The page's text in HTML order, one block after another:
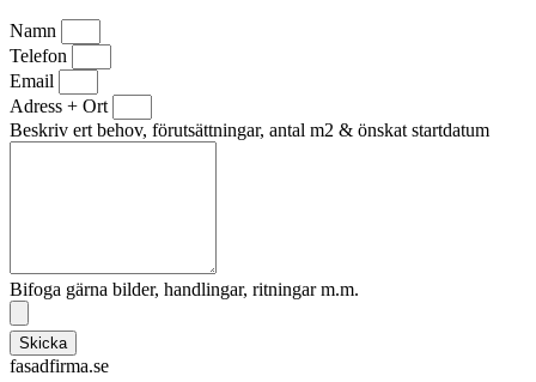
Namn
Telefon
Email
Adress + Ort
Beskriv ert behov, förutsättningar, antal m2 & önskat startdatum
Bifoga gärna bilder, handlingar, ritningar m.m.
Skicka
fasadfirma.se